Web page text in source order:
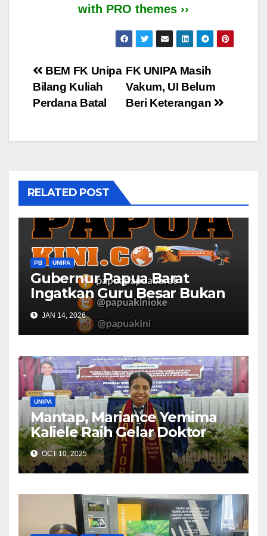
with PRO themes ››
Post
navigation
FK UNIPA Masih
Vakum, UI Belum
Beri Keterangan
BEM FK Unipa
Bilang Kuliah
Perdana Batal
RELATED POST
PB UNIPA
Gubernur Papua Barat
Ingatkan Guru Besar Bukan
Semata Gelar Akademis
JAN 14, 2026
UNIPA
Mantap, Mariance Yemima
Kaliele Raih Gelar Doktor
OCT 10, 2025